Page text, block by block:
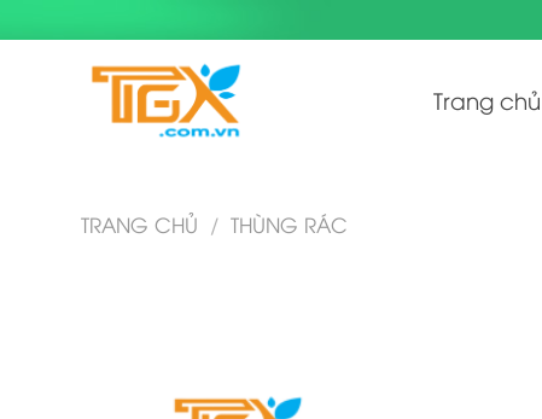
to
Trang chủ
TRANG CHỦ / THÙNG RÁC